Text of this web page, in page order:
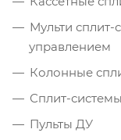
Мульти
управлением
Колонные
Сплит-
Пульты ДУ